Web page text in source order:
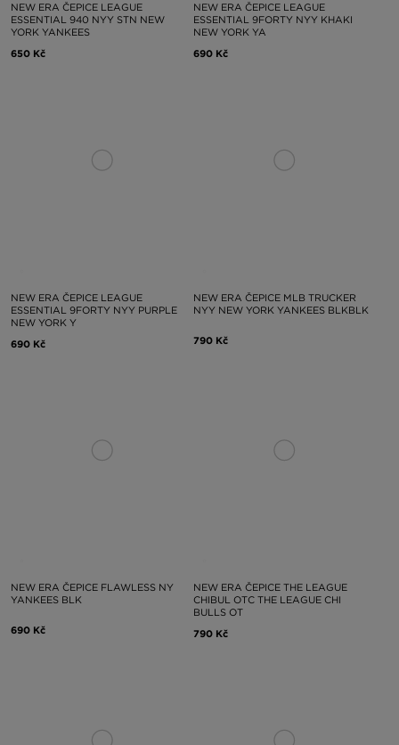
NEW ERA ČEPICE LEAGUE
ESSENTIAL 940 NYY STN NEW
YORK YANKEES
650 Kč
NEW ERA ČEPICE LEAGUE
ESSENTIAL 9FORTY NYY KHAKI
NEW YORK YA
690 Kč
NEW ERA ČEPICE LEAGUE
ESSENTIAL 9FORTY NYY PURPLE
NEW YORK Y
690 Kč
NEW ERA ČEPICE MLB TRUCKER
NYY NEW YORK YANKEES BLKBLK
790 Kč
NEW ERA ČEPICE FLAWLESS NY
YANKEES BLK
690 Kč
NEW ERA ČEPICE THE LEAGUE
CHIBUL OTC THE LEAGUE CHI
BULLS OT
790 Kč